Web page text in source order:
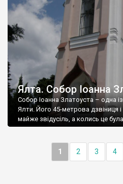
Ялта. Собор Іоанна
Собор Іоанна Златоуста – одна
Ялти. Його 45-метрова дзвіниця і
майже звідусіль, а колись це
1 2 3 4